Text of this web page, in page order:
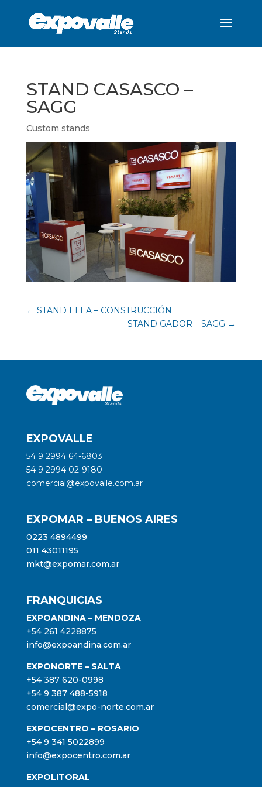
STAND CASASCO –
SAGG
Custom stands
← STAND ELEA – CONSTRUCCIÓN
STAND GADOR – SAGG →
EXPOVALLE
54 9 2994 64-6803
54 9 2994 02-9180
comercial@expovalle.com.ar
EXPOMAR – BUENOS AIRES
0223 4894499
011 43011195
mkt@expomar.com.ar
FRANQUICIAS
EXPOANDINA – MENDOZA
+54 261 4228875
info@expoandina.com.ar
EXPONORTE – SALTA
+54 387 620-0998
+54 9 387 488-5918
comercial@expo-norte.com.ar
EXPOCENTRO – ROSARIO
+54 9 341 5022899
info@expocentro.com.ar
EXPOLITORAL